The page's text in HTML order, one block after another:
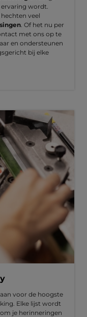
ervaring wordt.
veel
. Of het nu per
met ons op te
en ondersteunen
bij elke
voor de hoogste
Elke lijst wordt
je herinneringen